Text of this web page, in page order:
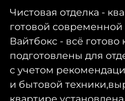
Чистовая отделка -
готовой современной
Вайтбокс - всё
подготовлены для
с учетом
и бытовой
квартире